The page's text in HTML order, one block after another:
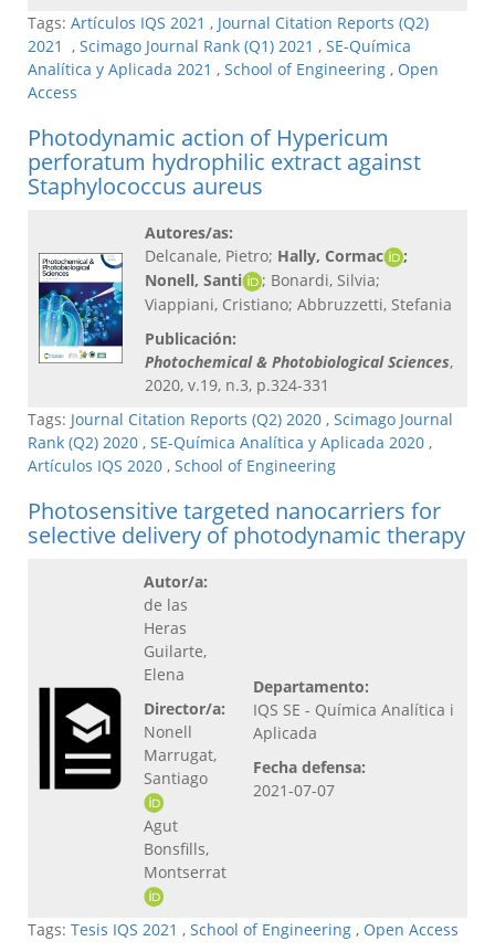
Tags: Artículos IQS 2021 , Journal Citation Reports (Q2)
2021 , Scimago Journal Rank (Q1) 2021 , SE-Química
Analítica y Aplicada 2021 , School of Engineering , Open
Access
Photodynamic action of Hypericum
perforatum hydrophilic extract against
Staphylococcus aureus
Autores/as:
Delcanale, Pietro; Hally, Cormac
;
Nonell, Santi
; Bonardi, Silvia;
Viappiani, Cristiano; Abbruzzetti, Stefania
Publicación:
Photochemical & Photobiological Sciences,
2020, v.19, n.3, p.324-331
Tags: Journal Citation Reports (Q2) 2020 , Scimago Journal
Rank (Q2) 2020 , SE-Química Analítica y Aplicada 2020 ,
Artículos IQS 2020 , School of Engineering
Photosensitive targeted nanocarriers for
selective delivery of photodynamic therapy
Autor/a:
de las
Heras
Guilarte,
Elena
Director/a:
Nonell
Marrugat,
Santiago
Agut
Bonsfills,
Montserrat
Departamento:
IQS SE - Química Analítica i
Aplicada
Fecha defensa:
2021-07-07
Tags: Tesis IQS 2021 , School of Engineering , Open Access